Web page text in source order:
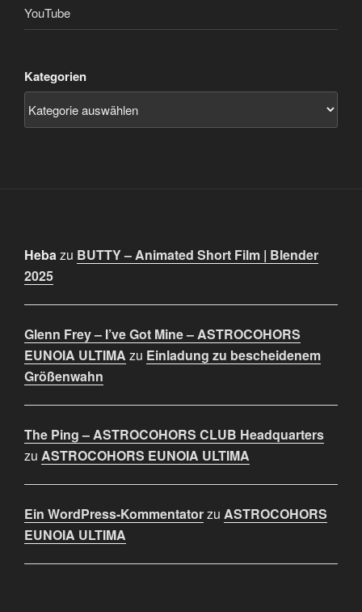
YouTube
Kategorien
Hebazu BUTTY – Animated Short Film | Blender
2025
Glenn Frey – I’ve Got Mine – ASTROCOHORS
EUNOIA ULTIMA zu Einladung zu bescheidenem
Größenwahn
The Ping – ASTROCOHORS CLUB Headquarters
zu ASTROCOHORS EUNOIA ULTIMA
Ein WordPress-Kommentatorzu ASTROCOHORS
EUNOIA ULTIMA